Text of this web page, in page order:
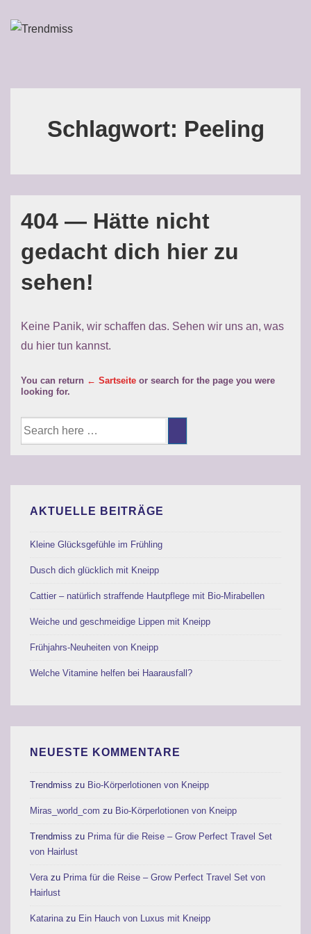
Zum
Navigation
Schlagwort: Peeling
404 — Hätte nicht
gedacht dich hier zu
sehen!
Keine Panik, wir schaffen das. Sehen wir uns an, was
du hier tun kannst.
You can return ← Sartseite or search for the page you were
looking for.
Suche
nach:
AKTUELLE BEITRÄGE
Kleine Glücksgefühle im Frühling
Dusch dich glücklich mit Kneipp
Cattier – natürlich straffende Hautpflege mit Bio-Mirabellen
Weiche und geschmeidige Lippen mit Kneipp
Frühjahrs-Neuheiten von Kneipp
Welche Vitamine helfen bei Haarausfall?
NEUESTE KOMMENTARE
Trendmiss zu Bio-Körperlotionen von Kneipp
Miras_world_com zu Bio-Körperlotionen von Kneipp
Trendmiss zu Prima für die Reise – Grow Perfect Travel Set
von Hairlust
Verazu Prima für die Reise – Grow Perfect Travel Set von
Hairlust
Katarinazu Ein Hauch von Luxus mit Kneipp